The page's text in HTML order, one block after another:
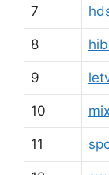
7
8
9
10
11